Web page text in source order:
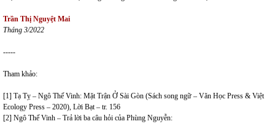
Trần Thị Nguyệt Mai
Tháng 3/2022
-----
Tham khảo:
[1] Tạ Tỵ – Ngô Thế Vinh: Mặt Trận Ở Sài Gòn (Sách song ngữ – Văn Học Press & Việt
Ecology Press – 2020), Lời Bạt – tr. 156
[2] Ngô Thế Vinh – Trả lời ba câu hỏi của Phùng Nguyễn: